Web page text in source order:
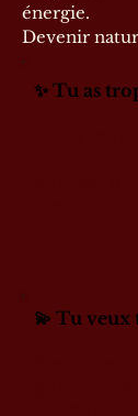
énergie.
Devenir
✨ Tu as
💫 Tu